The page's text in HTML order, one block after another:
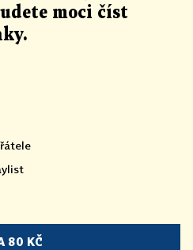
moci číst
.
80 KČ